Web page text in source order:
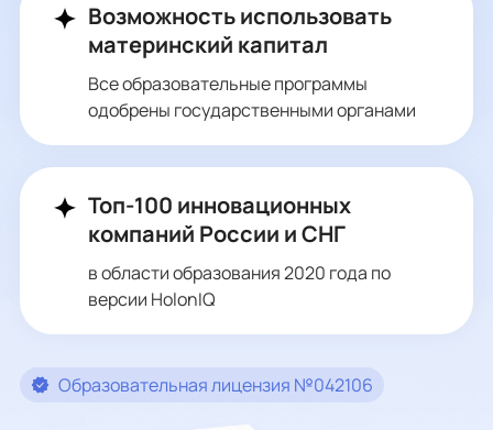
Возможность использовать
материнский капитал
Все образовательные программы
одобрены государственными органами
Топ-100 инновационных
компаний России и СНГ
в области образования 2020 года по
версии HolonIQ
Образовательная лицензия №042106